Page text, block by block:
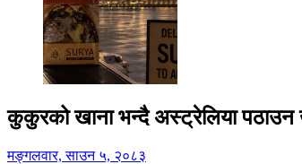
कुकुरको खाना भन्दै अस्ट्रेलिया पठाउन
मङ्गलवार, साउन ५, २०८३